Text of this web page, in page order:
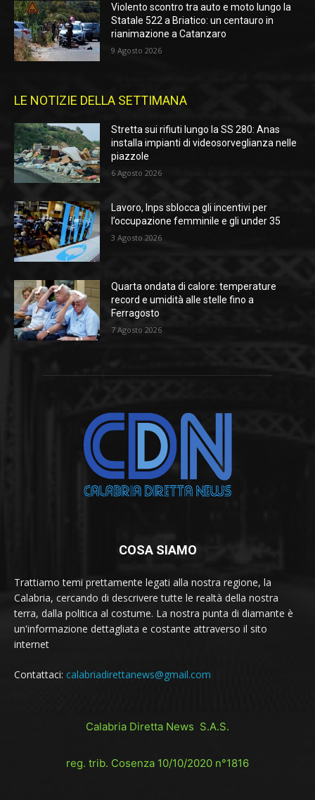
Violento scontro tra auto e moto lungo la
Statale 522 a Briatico: un centauro in
rianimazione a Catanzaro
9 Agosto 2026
LE NOTIZIE DELLA SETTIMANA
Stretta sui rifiuti lungo la SS 280: Anas
installa impianti di videosorveglianza nelle
piazzole
6 Agosto 2026
Lavoro, Inps sblocca gli incentivi per
l’occupazione femminile e gli under 35
3 Agosto 2026
Quarta ondata di calore: temperature
record e umidità alle stelle fino a
Ferragosto
7 Agosto 2026
COSA SIAMO
Trattiamo temi prettamente legati alla nostra regione, la
Calabria, cercando di descrivere tutte le realtà della nostra
terra, dalla politica al costume. La nostra punta di diamante è
un'informazione dettagliata e costante attraverso il sito
internet
Contattaci: calabriadirettanews@gmail.com
Calabria Diretta News S.A.S.
reg. trib. Cosenza 10/10/2020 n°1816